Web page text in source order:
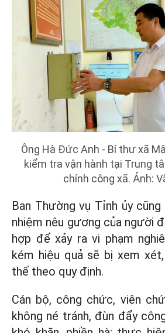
Ông Hà Đức Anh - Bí thư xã
kiểm tra vận hành tại Trung
chính công xã. Ảnh:
Ban Thường vụ Tỉnh ủy cũng
nhiệm nêu gương của người
hợp để xảy ra vi phạm
kém hiệu quả sẽ bị xem
thế theo quy định.
Cán bộ, công chức, viên
không né tránh, đùn đẩy